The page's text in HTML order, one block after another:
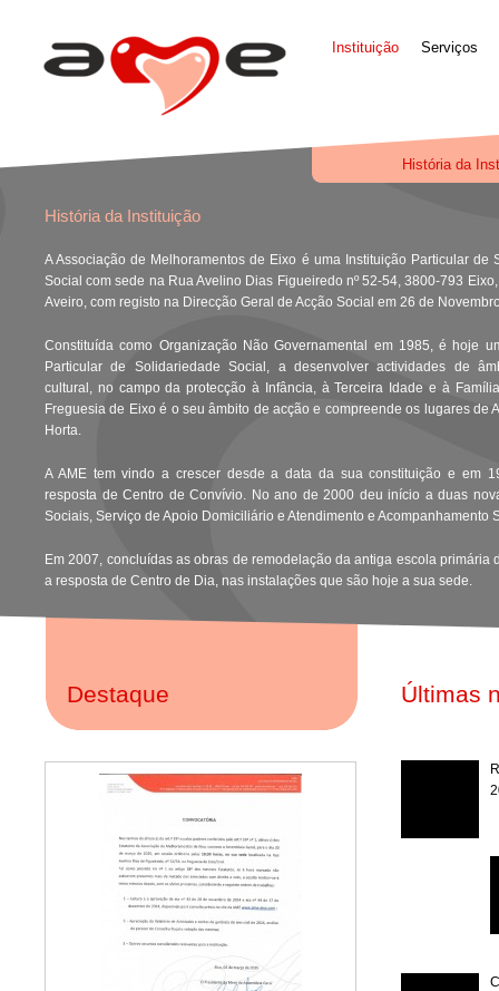
Instituição Serviços
História da
História da Instituição
A Associação de Melhoramentos de Eixo é uma Instituição Particular de
Social com sede na Rua Avelino Dias Figueiredo nº 52-54, 3800-793
Aveiro, com registo na Direcção Geral de Acção Social em 26 de
Constituída como Organização Não Governamental em 1985, é hoje
Particular de Solidariedade Social, a desenvolver actividades de
cultural, no campo da protecção à Infância, à Terceira Idade e à
Freguesia de Eixo é o seu âmbito de acção e compreende os lugares de
Horta.
A AME tem vindo a crescer desde a data da sua constituição e em
resposta de Centro de Convívio. No ano de 2000 deu início a duas
Sociais, Serviço de Apoio Domiciliário e Atendimento e Acompanhamento
Em 2007, concluídas as obras de remodelação da antiga escola primária
a resposta de Centro de Dia, nas instalações que são hoje a sua sede.
Destaque Últimas